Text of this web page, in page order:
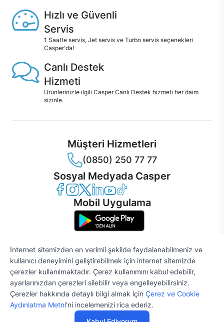
Hızlı ve Güvenli
Servis
1 Saatte servis, Jet servis ve Turbo servis seçenekleri
Casper'da!
Canlı Destek
Hizmeti
Ürünlerinizle ilgili Casper Canlı Destek hizmeti her daim
sizinle.
Müşteri Hizmetleri
(0850) 250 77 77
Sosyal Medyada Casper
Casper Facebook
Casper Instagram
Casper Twitter
Casper LinkedIn
Casper YouTube
Casper TikTok
Mobil Uygulama
© 2021 - 2026 Casper Bilgisayar Sistemleri A.Ş. Tüm Hakları Saklıdır
KVKK
Çerez Politikası
Bilgi Güvenliği
Bilgi Toplumu Hizmetleri
Mesafeli Satış Sözleşmesi
İnternet sitemizden en verimli şekilde faydalanabilmeniz ve
kullanıcı deneyimini geliştirebilmek için internet sitemizde
çerezler kullanılmaktadır. Çerez kullanımını kabul edebilir,
ayarlarınızdan çerezleri silebilir veya engelleyebilirsiniz.
Çerezler hakkında detaylı bilgi almak için Çerez ve Cookie
Aydınlatma Metni'ni incelemenizi rica ederiz.